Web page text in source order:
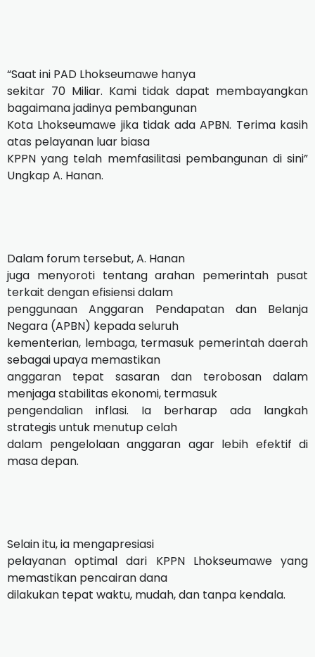
“Saat ini PAD Lhokseumawe hanya
sekitar 70 Miliar. Kami tidak dapat membayangkan
bagaimana jadinya pembangunan
Kota Lhokseumawe jika tidak ada APBN. Terima kasih
atas pelayanan luar biasa
KPPN yang telah memfasilitasi pembangunan di sini”
Ungkap A. Hanan.
Dalam forum tersebut, A. Hanan
juga menyoroti tentang arahan pemerintah pusat
terkait dengan efisiensi dalam
penggunaan Anggaran Pendapatan dan Belanja
Negara (APBN) kepada seluruh
kementerian, lembaga, termasuk pemerintah daerah
sebagai upaya memastikan
anggaran tepat sasaran dan terobosan dalam
menjaga stabilitas ekonomi, termasuk
pengendalian inflasi. Ia berharap ada langkah
strategis untuk menutup celah
dalam pengelolaan anggaran agar lebih efektif di
masa depan.
Selain itu, ia mengapresiasi
pelayanan optimal dari KPPN Lhokseumawe yang
memastikan pencairan dana
dilakukan tepat waktu, mudah, dan tanpa kendala.